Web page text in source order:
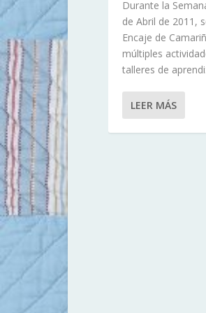
Durante la
de Abril de 2011,
Encaje de
múltiples
talleres de
LEER MÁS